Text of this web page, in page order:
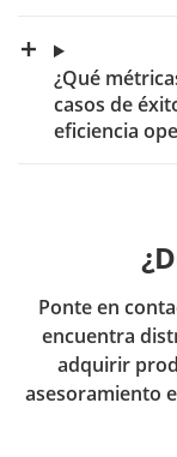
¿Qué
casos de
eficiencia
Ponte en
encuentra
adquirir
asesoramiento